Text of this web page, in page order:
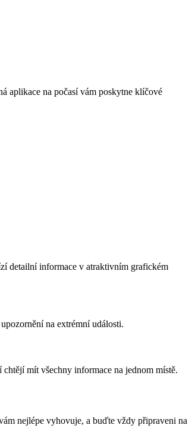
aplikace na počasí vám poskytne klíčové
detailní informace v atraktivním grafickém
na extrémní události.
mít všechny informace na jednom místě.
nejlépe vyhovuje, a buďte vždy připraveni na